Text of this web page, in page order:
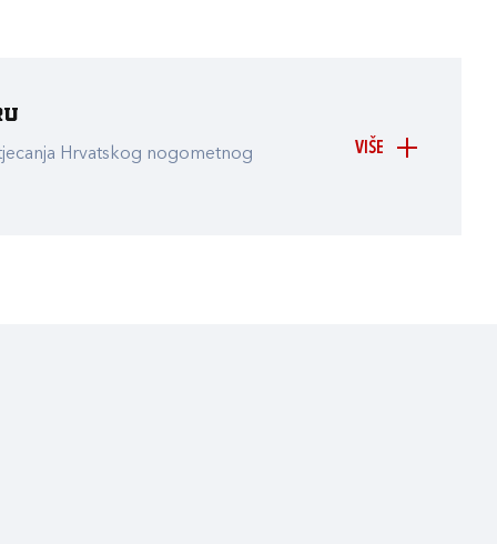
VIŠE
Hrvatskog nogometnog